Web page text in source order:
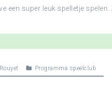
een super leuk spelletje
Programma speelclub